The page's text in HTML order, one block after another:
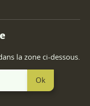
la zone ci-dessous.
Ok